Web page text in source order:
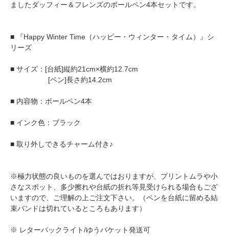
ましたダッフィー＆フレンズのボールペン4本セットです。
■ 『Happy Winter Time（ハッピー・ウィンター・タイム）』シ
リーズ
■ サイズ：[台紙]縦約21cm×横約12.7cm
[ペン]長さ約14.2cm
■ 内容物：ボールペン4本
■ インク色：ブラック
■ 取り外しできるチャーム付き♪
※極力状態の良いものを選んではおりますが、プリントムラや小
さなスポット、多少擦れや台紙の折れ等見受けられる場合もござ
いますので、ご理解の上ご注文下さい。（ペンを台紙に留める結
束バンドは切れているところもあります）
※ レターパックライト/ゆうパケット発送可